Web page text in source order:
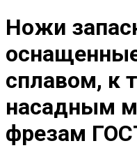
Ножи
сплавом, к
насадным
фрезам